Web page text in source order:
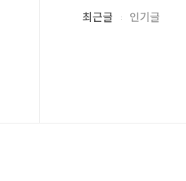
최근글 인기글